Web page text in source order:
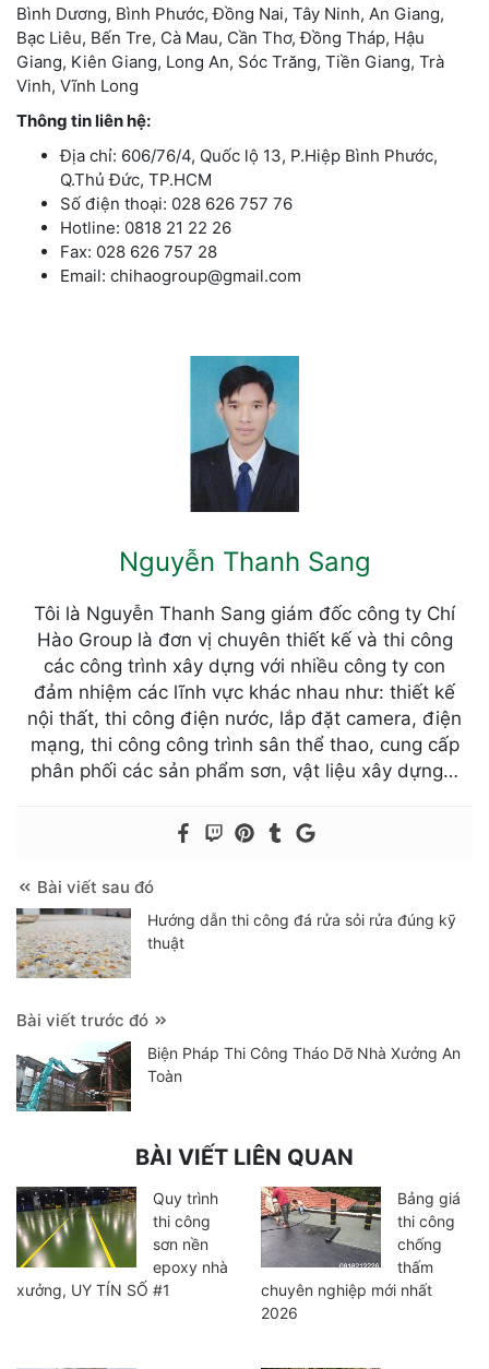
Bình Dương, Bình Phước, Đồng Nai, Tây Ninh, An Giang,
Bạc Liêu, Bến Tre, Cà Mau, Cần Thơ, Đồng Tháp, Hậu
Giang, Kiên Giang, Long An, Sóc Trăng, Tiền Giang, Trà
Vinh, Vĩnh Long
Thông tin liên hệ:
Địa chỉ: 606/76/4, Quốc lộ 13, P.Hiệp Bình Phước,
Q.Thủ Đức, TP.HCM
Số điện thoại: 028 626 757 76
Hotline: 0818 21 22 26
Fax: 028 626 757 28
Email: chihaogroup@gmail.com
Nguyễn Thanh Sang
Tôi là Nguyễn Thanh Sang giám đốc công ty Chí
Hào Group là đơn vị chuyên thiết kế và thi công
các công trình xây dựng với nhiều công ty con
đảm nhiệm các lĩnh vực khác nhau như: thiết kế
nội thất, thi công điện nước, lắp đặt camera, điện
mạng, thi công công trình sân thể thao, cung cấp
phân phối các sản phẩm sơn, vật liệu xây dựng…
Bài viết sau đó
Hướng dẫn thi công đá rửa sỏi rửa đúng kỹ
thuật
Bài viết trước đó
Biện Pháp Thi Công Tháo Dỡ Nhà Xưởng An
Toàn
BÀI VIẾT LIÊN QUAN
Quy trình
thi công
sơn nền
epoxy nhà
xưởng, UY TÍN SỐ #1
Bảng giá
thi công
chống
thấm
chuyên nghiệp mới nhất
2026